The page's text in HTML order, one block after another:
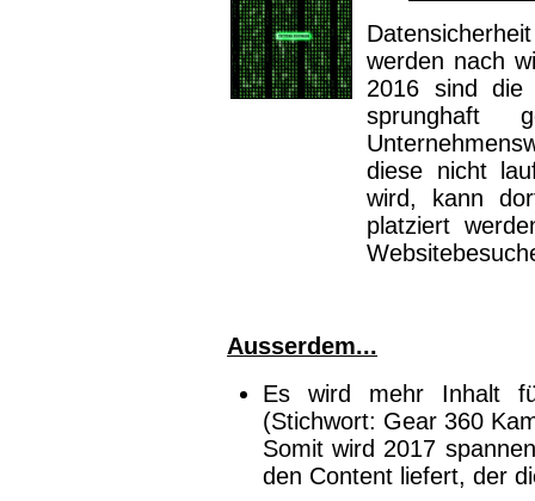
werden nach
2016 sind die
sprunghaft
diese nicht
wird, kann
platziert
Ausserdem...
Es wird mehr Inhalt
(Stichwort: Gear 360
Somit wird 2017
den Content liefert, der